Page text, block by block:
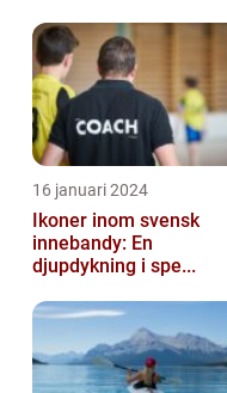
16 januari 2024
Ikoner inom svensk
innebandy: En
djupdykning i spe...